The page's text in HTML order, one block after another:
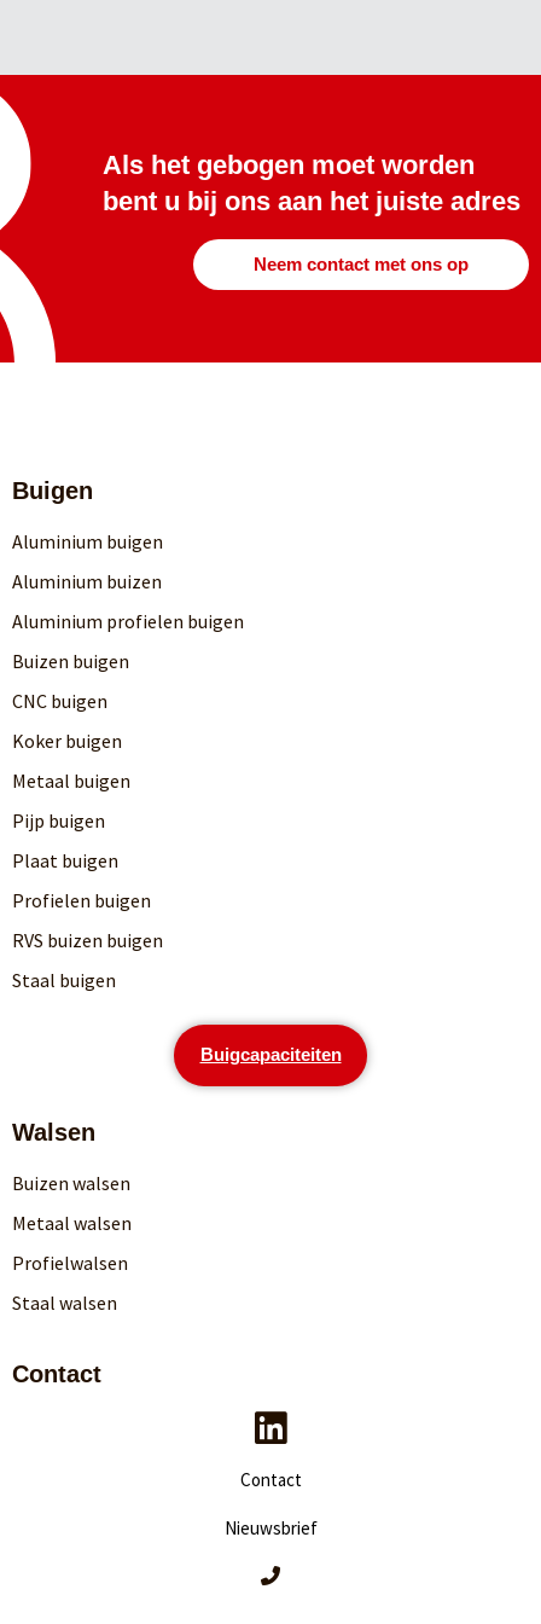
Als het gebogen moet worden
bent u bij ons aan het juiste adres
Neem contact met ons op
Buigen
Aluminium buigen
Aluminium buizen
Aluminium profielen buigen
Buizen buigen
CNC buigen
Koker buigen
Metaal buigen
Pijp buigen
Plaat buigen
Profielen buigen
RVS buizen buigen
Staal buigen
Buigcapaciteiten
Walsen
Buizen walsen
Metaal walsen
Profielwalsen
Staal walsen
Contact
Contact
Nieuwsbrief